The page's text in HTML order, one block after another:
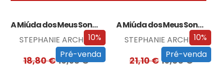
10%
Pré-venda
A Miúda dos Meus Sonhos
STEPHANIE ARCHER
18,80€16,93€
10%
Pré-venda
A Miúda dos Meus Sonhos – Edição…
STEPHANIE ARCHER
21,10€19,00€